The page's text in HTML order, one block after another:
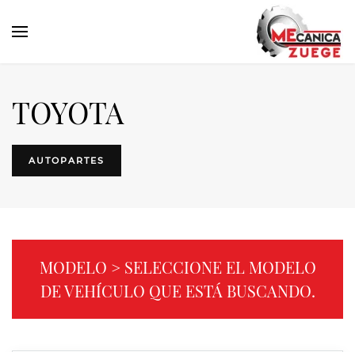
TOYOTA
AUTOPARTES
MODELO > SELECCIONE EL MODELO
DE VEHÍCULO QUE ESTÁ BUSCANDO.